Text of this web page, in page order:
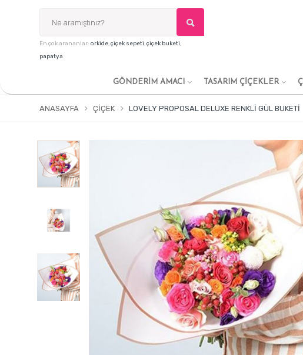
En çok arananlar: orkide,çiçek sepeti,çiçek buketi,
papatya
GÖNDERİM AMACI TASARIM ÇİÇEKLER
ANASAYFA ÇIÇEK LOVELY PROPOSAL DELUXE RENKLI GÜL BUKETI